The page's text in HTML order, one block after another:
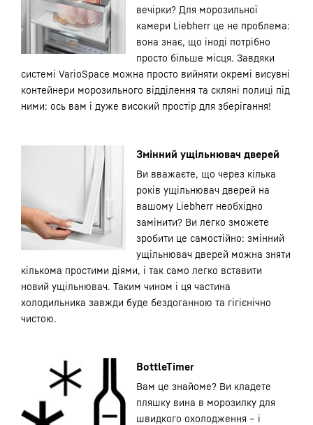
вечірки? Для морозильної
камери Liebherr це не проблема:
вона знає, що іноді потрібно
просто більше місця. Завдяки
системі VarioSpace можна просто вийняти окремі висувні
контейнери морозильного відділення та скляні полиці під
ними: ось вам і дуже високий простір для зберігання!
Змінний ущільнювач дверей
Ви вважаєте, що через кілька
років ущільнювач дверей на
вашому Liebherr необхідно
замінити? Ви легко зможете
зробити це самостійно: змінний
ущільнювач дверей можна зняти
кількома простими діями, і так само легко вставити
новий ущільнювач. Таким чином і ця частина
холодильника завжди буде бездоганною та гігієнічно
чистою.
BottleTimer
Вам це знайоме? Ви кладете
пляшку вина в морозилку для
швидкого охолодження – і